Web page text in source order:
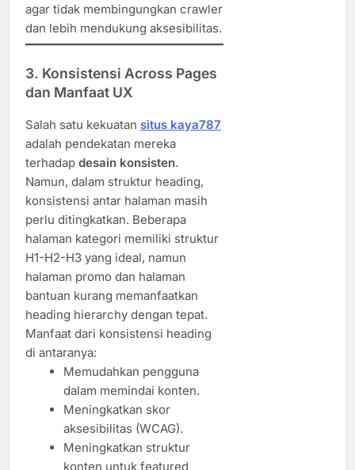
agar tidak membingungkan crawler
dan lebih mendukung aksesibilitas.
3. Konsistensi Across Pages
dan Manfaat UX
Salah satu kekuatan situs kaya787
adalah pendekatan mereka
terhadap desain konsisten.
Namun, dalam struktur heading,
konsistensi antar halaman masih
perlu ditingkatkan. Beberapa
halaman kategori memiliki struktur
H1-H2-H3 yang ideal, namun
halaman promo dan halaman
bantuan kurang memanfaatkan
heading hierarchy dengan tepat.
Manfaat dari konsistensi heading
di antaranya:
Memudahkan pengguna
dalam memindai konten.
Meningkatkan skor
aksesibilitas (WCAG).
Meningkatkan struktur
konten untuk featured